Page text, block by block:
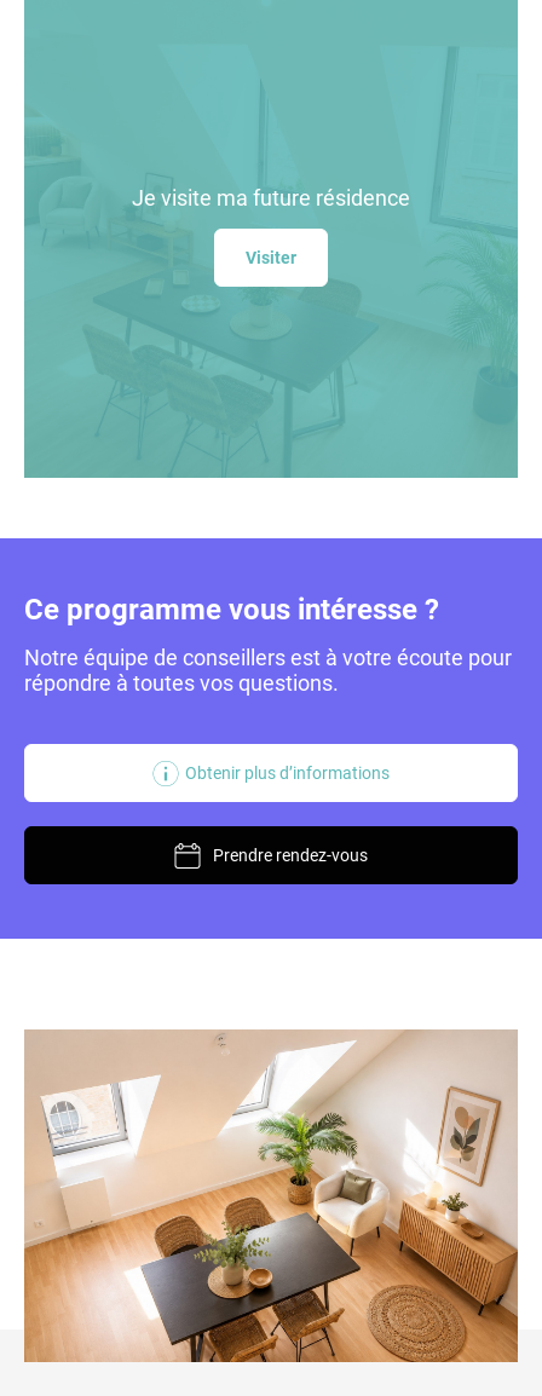
Je visite ma future résidence
Visiter
Ce programme vous intéresse ?
Notre équipe de conseillers est à votre écoute pour
répondre à toutes vos questions.
Obtenir plus d’informations
Prendre rendez-vous